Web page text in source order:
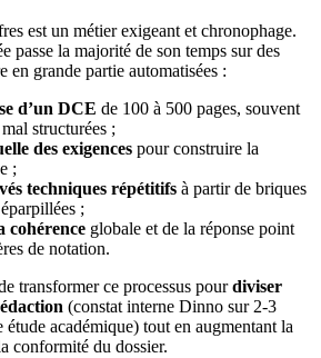
est un métier exigeant et chronophage.
passe la majorité de son temps sur des
en grande partie automatisées :
d’un DCE de 100 à 500 pages, souvent
structurées ;
des exigences pour construire la
;
techniques répétitifs à partir de briques
;
cohérence globale et de la réponse point
de notation.
transformer ce processus pourdiviser
(constat interne Dinno sur 2-3
étude académique) tout en augmentant la
conformité du dossier.